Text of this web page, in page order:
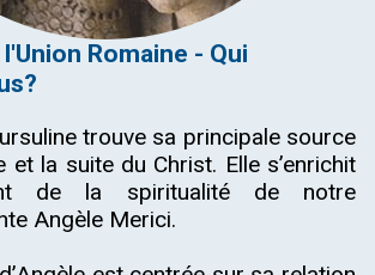
Romaine - Qui
trouve sa principale source
et la suite du Christ. Elle s’enrichit
de la spiritualité de notre
Angèle Merici.